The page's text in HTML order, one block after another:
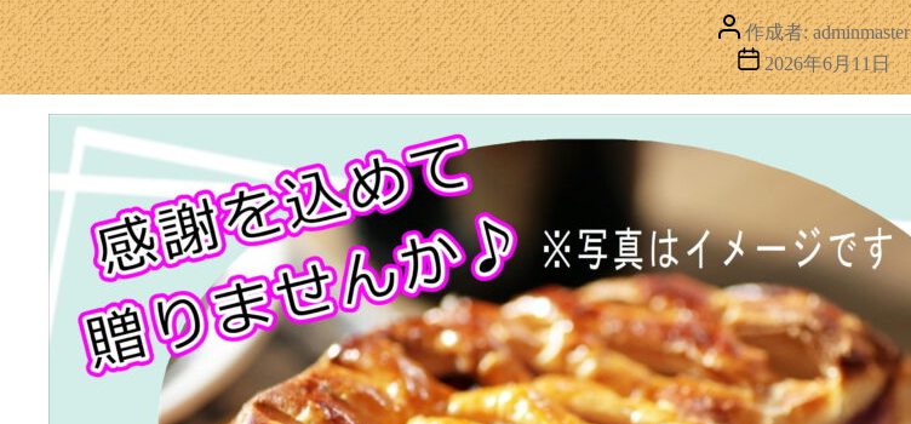
投
稿
者
作成者: adminmaster
投
稿
日
2026年6月11日